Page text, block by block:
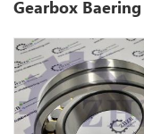
Gearbox Baering